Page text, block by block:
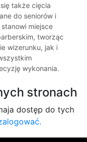
także cięcia
do seniorów i
miejsce
tworząc
wizerunku, jak i
wykonania.
stronach
dostęp do tych